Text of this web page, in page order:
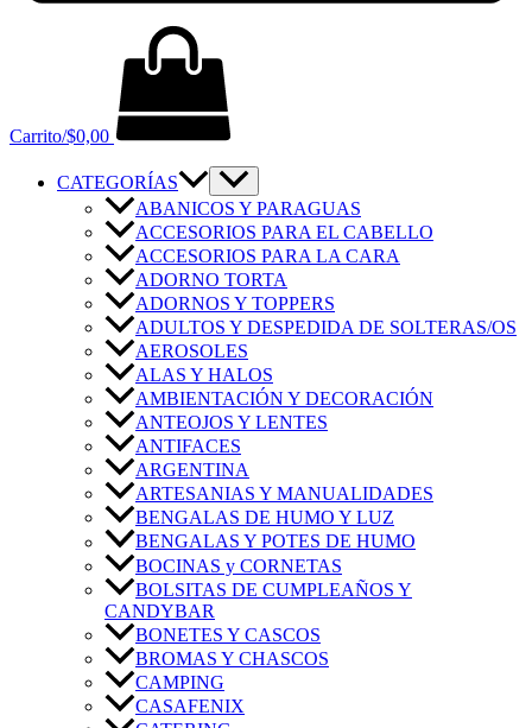
Carrito/$0,00
CATEGORÍAS
ABANICOS Y PARAGUAS
ACCESORIOS PARA EL CABELLO
ACCESORIOS PARA LA CARA
ADORNO TORTA
ADORNOS Y TOPPERS
ADULTOS Y DESPEDIDA DE SOLTERAS/OS
AEROSOLES
ALAS Y HALOS
AMBIENTACIÓN Y DECORACIÓN
ANTEOJOS Y LENTES
ANTIFACES
ARGENTINA
ARTESANIAS Y MANUALIDADES
BENGALAS DE HUMO Y LUZ
BENGALAS Y POTES DE HUMO
BOCINAS y CORNETAS
BOLSITAS DE CUMPLEAÑOS Y
CANDYBAR
BONETES Y CASCOS
BROMAS Y CHASCOS
CAMPING
CASAFENIX